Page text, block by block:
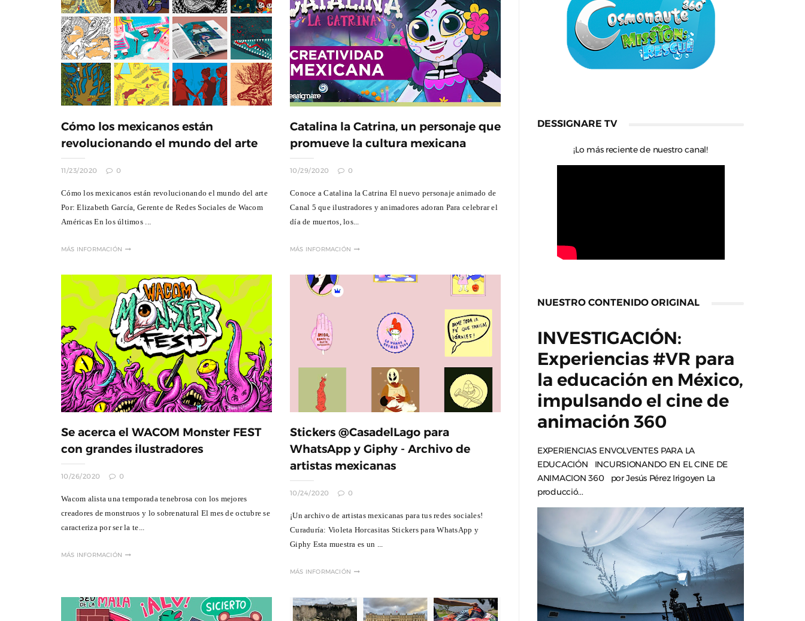
Cómo los mexicanos están
revolucionando el mundo del arte
11/23/2020 0
Cómo los mexicanos están revolucionando el mundo del arte
Por: Elizabeth García, Gerente de Redes Sociales de Wacom
Américas En los últimos ...
MÁS INFORMACIÓN
Catalina la Catrina, un personaje que
promueve la cultura mexicana
10/29/2020 0
Conoce a Catalina la Catrina El nuevo personaje animado de
Canal 5 que ilustradores y animadores adoran Para celebrar el
día de muertos, los...
MÁS INFORMACIÓN
Se acerca el WACOM Monster FEST
con grandes ilustradores
10/26/2020 0
Wacom alista una temporada tenebrosa con los mejores
creadores de monstruos y lo sobrenatural El mes de octubre se
caracteriza por ser la te...
MÁS INFORMACIÓN
Stickers @CasadelLago para
WhatsApp y Giphy - Archivo de
artistas mexicanas
10/24/2020 0
¡Un archivo de artistas mexicanas para tus redes sociales!
Curaduría: Violeta Horcasitas Stickers para WhatsApp y
Giphy Esta muestra es un ...
MÁS INFORMACIÓN
DESSIGNARE TV
¡Lo más reciente de nuestro canal!
NUESTRO CONTENIDO ORIGINAL
INVESTIGACIÓN:
Experiencias #VR para
la educación en México,
impulsando el cine de
animación 360
EXPERIENCIAS ENVOLVENTES PARA LA
EDUCACIÓN INCURSIONANDO EN EL CINE DE
ANIMACION 360 por Jesús Pérez Irigoyen La
producció...